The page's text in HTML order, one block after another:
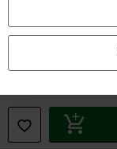
Informace o
Odstoupení od